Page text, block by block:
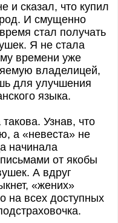
сказал, что купил
И смущенно
стал получать
Я не стала
времени уже
владелицей,
для улучшения
языка.
Узнав, что
а «невеста» не
начинала
от якобы
А вдруг
«жених»
на всех доступных